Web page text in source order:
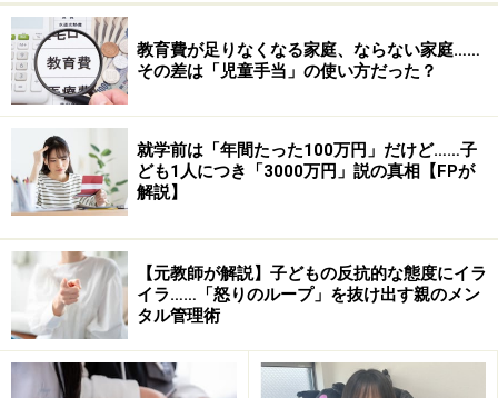
教育費が足りなくなる家庭、ならない家庭……
その差は「児童手当」の使い方だった？
就学前は「年間たった100万円」だけど……子
ども1人につき「3000万円」説の真相【FPが
解説】
【元教師が解説】子どもの反抗的な態度にイラ
イラ……「怒りのループ」を抜け出す親のメン
タル管理術